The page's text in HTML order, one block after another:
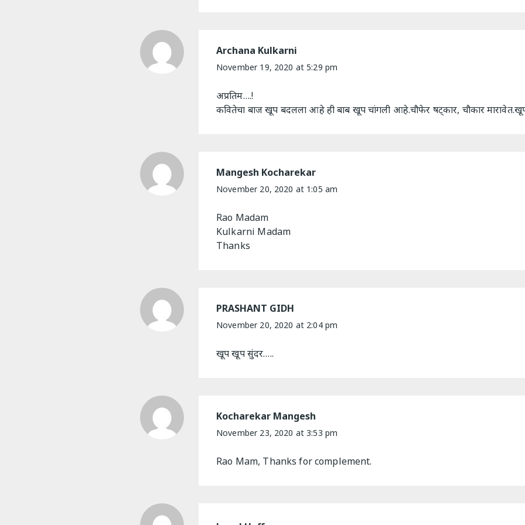
Archana Kulkarni
November 19, 2020 at 5:29 pm
अप्रतिम….!
कवितेचा बाज खूप बदलला आहे ही बाब खूप चांगली आहे.चौफेर षट्कार, चौकार
Mangesh Kocharekar
November 20, 2020 at 1:05 am
Rao Madam
Kulkarni Madam
Thanks
PRASHANT GIDH
November 20, 2020 at 2:04 pm
खूप खूप सुंदर…..
Kocharekar Mangesh
November 23, 2020 at 3:53 pm
Rao Mam, Thanks for complement.